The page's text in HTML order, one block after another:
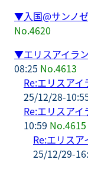
▼入国@サンノ
No.4620
▼エリスアイラ
08:25 No.4613
Re:エリスア
25/12/28-
Re:エリスア
10:59 No.4615
Re:エリス
25/12/29-